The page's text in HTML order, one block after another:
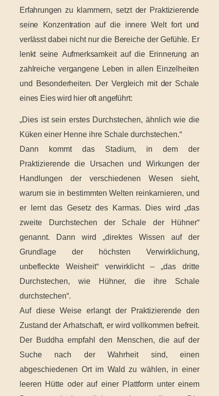
Erfahrungen zu klammern, setzt der Praktizierende
seine Konzentration auf die innere Welt fort und
verlässt dabei nicht nur die Bereiche der Gefühle. Er
lenkt seine Aufmerksamkeit auf die Erinnerung an
zahlreiche vergangene Leben in allen Einzelheiten
und Besonderheiten. Der Vergleich mit der Schale
eines Eies wird hier oft angeführt:
„Dies ist sein erstes Durchstechen, ähnlich wie die
Küken einer Henne ihre Schale durchstechen.“
Dann kommt das Stadium, in dem der
Praktizierende die Ursachen und Wirkungen der
Handlungen der verschiedenen Wesen sieht,
warum sie in bestimmten Welten reinkarnieren, und
er lernt das Gesetz des Karmas. Dies wird „das
zweite Durchstechen der Schale der Hühner“
genannt. Dann wird „direktes Wissen auf der
Grundlage der höchsten Verwirklichung,
unbefleckte Weisheit“ verwirklicht – „das dritte
Durchstechen, wie Hühner, die ihre Schale
durchstechen“.
Auf diese Weise erlangt der Praktizierende den
Zustand der Arhatschaft, er wird vollkommen befreit.
Der Buddha empfahl den Menschen, die auf der
Suche nach der Wahrheit sind, einen
abgeschiedenen Ort im Wald zu wählen, in einer
leeren Hütte oder auf einer Plattform unter einem